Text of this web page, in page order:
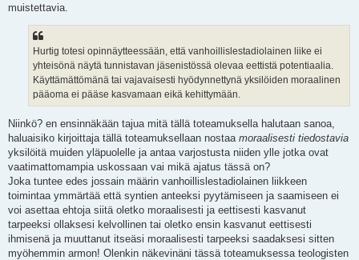
muistettavia.
Hurtig totesi opinnäytteessään, että vanhoillislestadiolainen liike ei
yhteisönä näytä tunnistavan jäsenistössä olevaa eettistä potentiaalia.
Käyttämättömänä tai vajavaisesti hyödynnettynä yksilöiden moraalinen
pääoma ei pääse kasvamaan eikä kehittymään.
Niinkö? en ensinnäkään tajua mitä tällä toteamuksella halutaan sanoa,
haluaisiko kirjoittaja tällä toteamuksellaan nostaa moraalisesti tiedostavia
yksilöitä muiden yläpuolelle ja antaa varjostusta niiden ylle jotka ovat
vaatimattomampia uskossaan vai mikä ajatus tässä on?
Joka tuntee edes jossain määrin vanhoillislestadiolainen liikkeen
toimintaa ymmärtää että syntien anteeksi pyytämiseen ja saamiseen ei
voi asettaa ehtoja siitä oletko moraalisesti ja eettisesti kasvanut
tarpeeksi ollaksesi kelvollinen tai oletko ensin kasvanut eettisesti
ihmisenä ja muuttanut itseäsi moraalisesti tarpeeksi saadaksesi sitten
myöhemmin armon! Olenkin näkevinäni tässä toteamuksessa teologisten